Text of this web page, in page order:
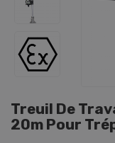
Treuil De
20m Pour